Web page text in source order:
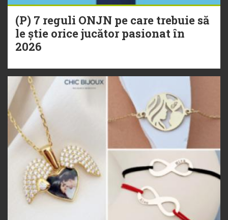
(P) 7 reguli ONJN pe care trebuie să
le știe orice jucător pasionat în
2026